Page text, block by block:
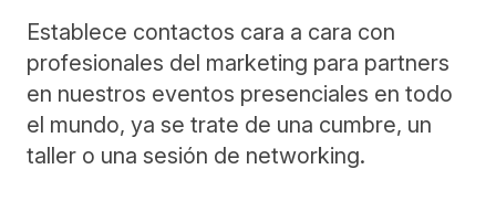
Establece contactos cara a cara con
profesionales del marketing para partners
en nuestros eventos presenciales en todo
el mundo, ya se trate de una cumbre, un
taller o una sesión de networking.